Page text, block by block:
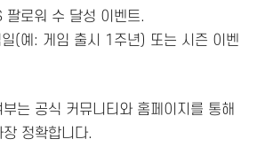
팔로워 수 달성 이벤트.
(예: 게임 출시 1주년) 또는 시즌 이벤
는 공식 커뮤니티와 홈페이지를 통해
정확합니다.